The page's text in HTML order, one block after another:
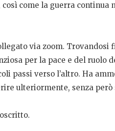
come la guerra continua
via zoom. Trovandosi
per la pace e del ruolo
passi verso l’altro. Ha
ulteriormente, senza però